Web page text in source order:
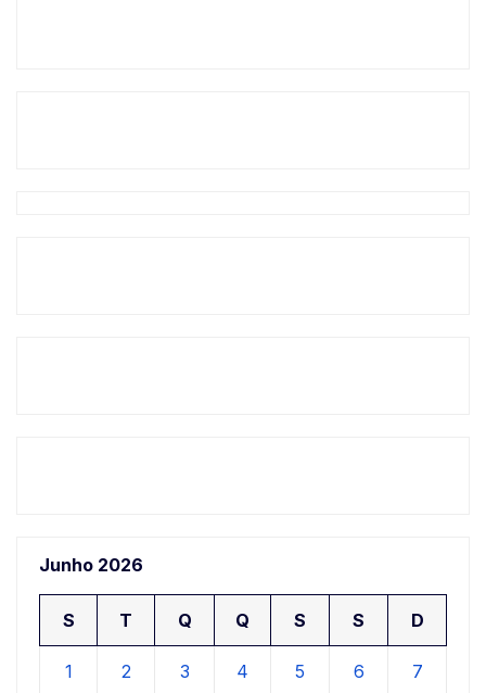
Junho 2026
S T Q Q S S D
1 2 3 4 5 6 7